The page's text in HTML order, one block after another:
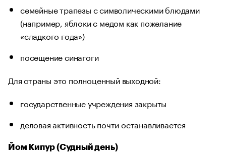
семейные трапезы с символическими блюдами
(например, яблоки с медом как пожелание
«сладкого года»)
посещение синагоги
Для страны это полноценный выходной:
государственные учреждения закрыты
деловая активность почти останавливается
Йом Кипур (Судный день)